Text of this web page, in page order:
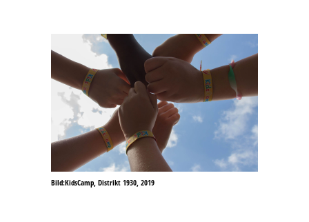
Bild:KidsCamp, Distrikt 1930, 2019